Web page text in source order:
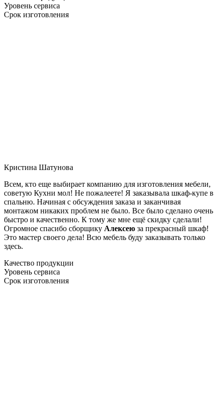
Уровень сервиса
Срок изготовления
Кристина Шатунова
Всем, кто еще выбирает компанию для изготовления мебели,
советую Кухни мол! Не пожалеете! Я заказывала шкаф-купе в
спальню. Начиная с обсуждения заказа и заканчивая
монтажом никаких проблем не было. Все было сделано очень
быстро и качественно. К тому же мне ещё скидку сделали!
Огромное спасибо сборщику Алексею за прекрасный шкаф!
Это мастер своего дела! Всю мебель буду заказывать только
здесь.
Качество продукции
Уровень сервиса
Срок изготовления